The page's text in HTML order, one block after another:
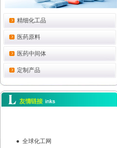
精细化工品
医药原料
医药中间体
定制产品
● 全球化工网